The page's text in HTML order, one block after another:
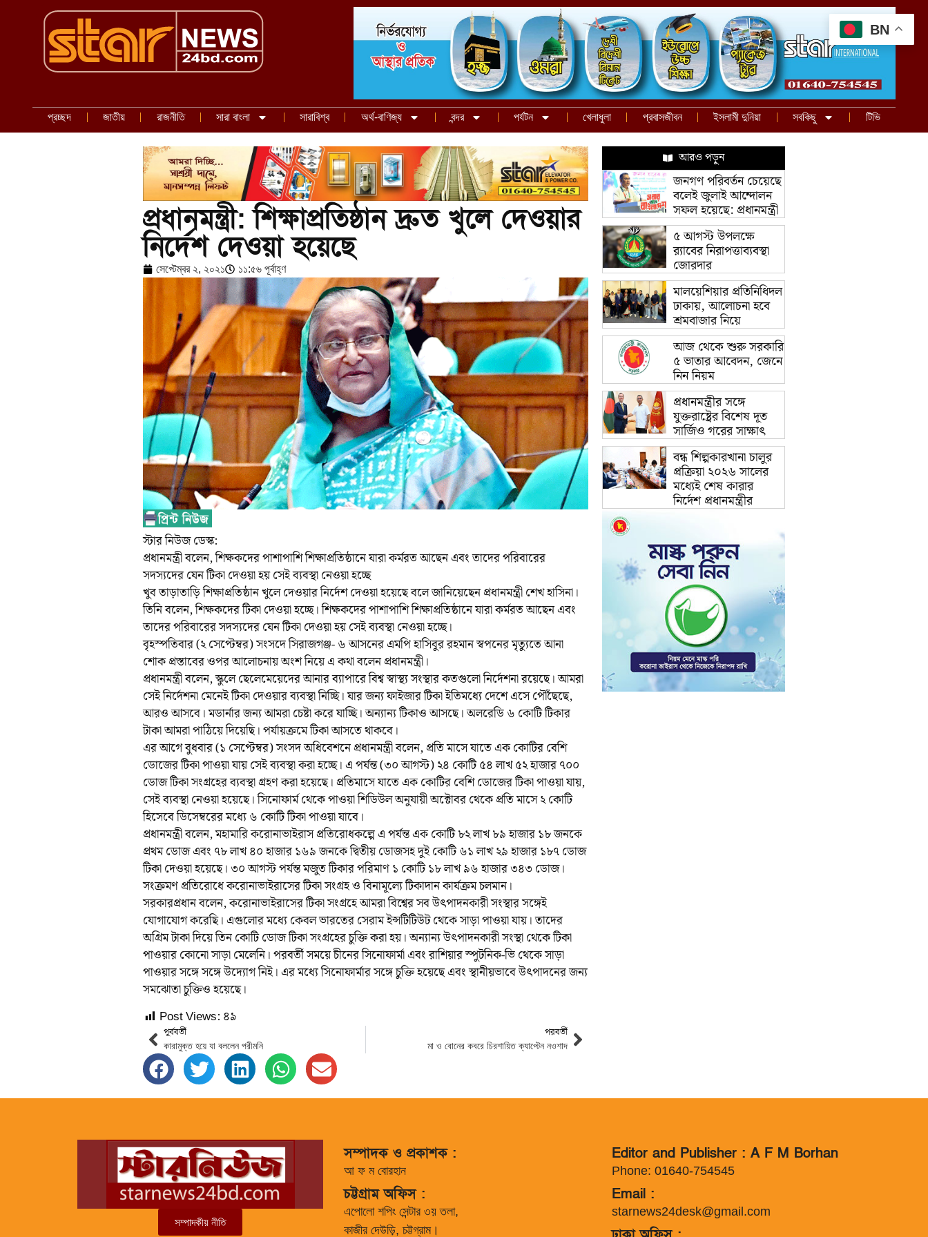
প্রচ্ছদ জাতীয় রাজনীতি সারা বাংলা সারাবিশ্ব অর্থ-বাণিজ্য বন্দর পর্যটন খেলাধুলা প্রবাসজীবন ইসলামী দুনিয়া সবকিছু টিভি
প্রধানমন্ত্রী: শিক্ষাপ্রতিষ্ঠান দ্রুত খুলে দেওয়ার
নির্দেশ দেওয়া হয়েছে
সেপ্টেম্বর ২, ২০২১ ১১:৫৬ পূর্বাহ্ণ
স্টার নিউজ ডেস্ক:
প্রধানমন্ত্রী বলেন, শিক্ষকদের পাশাপাশি শিক্ষাপ্রতিষ্ঠানে যারা কর্মরত আছেন এবং তাদের পরিবারের
সদস্যদের যেন টিকা দেওয়া হয় সেই ব্যবস্থা নেওয়া হচ্ছে
খুব তাড়াতাড়ি শিক্ষাপ্রতিষ্ঠান খুলে দেওয়ার নির্দেশ দেওয়া হয়েছে বলে জানিয়েছেন প্রধানমন্ত্রী শেখ হাসিনা।
তিনি বলেন, শিক্ষকদের টিকা দেওয়া হচ্ছে। শিক্ষকদের পাশাপাশি শিক্ষাপ্রতিষ্ঠানে যারা কর্মরত আছেন এবং
তাদের পরিবারের সদস্যদের যেন টিকা দেওয়া হয় সেই ব্যবস্থা নেওয়া হচ্ছে।
বৃহস্পতিবার (২ সেপ্টেম্বর) সংসদে সিরাজগঞ্জ- ৬ আসনের এমপি হাসিবুর রহমান স্বপনের মৃত্যুতে আনা
শোক প্রস্তাবের ওপর আলোচনায় অংশ নিয়ে এ কথা বলেন প্রধানমন্ত্রী।
প্রধানমন্ত্রী বলেন, স্কুলে ছেলেমেয়েদের আনার ব্যাপারে বিশ্ব স্বাস্থ্য সংস্থার কতগুলো নির্দেশনা রয়েছে। আমরা
সেই নির্দেশনা মেনেই টিকা দেওয়ার ব্যবস্থা নিচ্ছি। যার জন্য ফাইজার টিকা ইতিমধ্যে দেশে এসে পৌঁছেছে,
আরও আসবে। মডার্নার জন্য আমরা চেষ্টা করে যাচ্ছি। অন্যান্য টিকাও আসছে। অলরেডি ৬ কোটি টিকার
টাকা আমরা পাঠিয়ে দিয়েছি। পর্যায়ক্রমে টিকা আসতে থাকবে।
এর আগে বুধবার (১ সেপ্টেম্বর) সংসদ অধিবেশনে প্রধানমন্ত্রী বলেন, প্রতি মাসে যাতে এক কোটির বেশি
ডোজের টিকা পাওয়া যায় সেই ব্যবস্থা করা হচ্ছে। এ পর্যন্ত (৩০ আগস্ট) ২৪ কোটি ৫৪ লাখ ৫২ হাজার ৭০০
ডোজ টিকা সংগ্রহের ব্যবস্থা গ্রহণ করা হয়েছে। প্রতিমাসে যাতে এক কোটির বেশি ডোজের টিকা পাওয়া যায়,
সেই ব্যবস্থা নেওয়া হয়েছে। সিনোফার্ম থেকে পাওয়া শিডিউল অনুযায়ী অক্টোবর থেকে প্রতি মাসে ২ কোটি
হিসেবে ডিসেম্বরের মধ্যে ৬ কোটি টিকা পাওয়া যাবে।
প্রধানমন্ত্রী বলেন, মহামারি করোনাভাইরাস প্রতিরোধকল্পে এ পর্যন্ত এক কোটি ৮২ লাখ ৮৯ হাজার ১৮ জনকে
প্রথম ডোজ এবং ৭৮ লাখ ৪০ হাজার ১৬৯ জনকে দ্বিতীয় ডোজসহ দুই কোটি ৬১ লাখ ২৯ হাজার ১৮৭ ডোজ
টিকা দেওয়া হয়েছে। ৩০ আগস্ট পর্যন্ত মজুত টিকার পরিমাণ ১ কোটি ১৮ লাখ ৯৬ হাজার ৩৪৩ ডোজ।
সংক্রমণ প্রতিরোধে করোনাভাইরাসের টিকা সংগ্রহ ও বিনামূল্যে টিকাদান কার্যক্রম চলমান।
সরকারপ্রধান বলেন, করোনাভাইরাসের টিকা সংগ্রহে আমরা বিশ্বের সব উৎপাদনকারী সংস্থার সঙ্গেই
যোগাযোগ করেছি। এগুলোর মধ্যে কেবল ভারতের সেরাম ইন্সটিটিউট থেকে সাড়া পাওয়া যায়। তাদের
অগ্রিম টাকা দিয়ে তিন কোটি ডোজ টিকা সংগ্রহের চুক্তি করা হয়। অন্যান্য উৎপাদনকারী সংস্থা থেকে টিকা
পাওয়ার কোনো সাড়া মেলেনি। পরবর্তী সময়ে চীনের সিনোফার্মা এবং রাশিয়ার স্পুটনিক-ভি থেকে সাড়া
পাওয়ার সঙ্গে সঙ্গে উদ্যোগ নিই। এর মধ্যে সিনোফার্মার সঙ্গে চুক্তি হয়েছে এবং স্থানীয়ভাবে উৎপাদনের জন্য
সমঝোতা চুক্তিও হয়েছে।
Post Views: ৪৯
পূর্ববর্তী
কারামুক্ত হয়ে যা বললেন পরীমনি
পরবর্তী
মা ও বোনের কবরে চিরশায়িত ক্যাপ্টেন নওশাদ
আরও পড়ুন
জনগণ পরিবর্তন চেয়েছে
বলেই জুলাই আন্দোলন
সফল হয়েছে: প্রধানমন্ত্রী
৫ আগস্ট উপলক্ষে
র‌্যাবের নিরাপত্তাব্যবস্থা
জোরদার
মালয়েশিয়ার প্রতিনিধিদল
ঢাকায়, আলোচনা হবে
শ্রমবাজার নিয়ে
আজ থেকে শুরু সরকারি
৫ ভাতার আবেদন, জেনে
নিন নিয়ম
প্রধানমন্ত্রীর সঙ্গে
যুক্তরাষ্ট্রের বিশেষ দূত
সার্জিও গরের সাক্ষাৎ
বন্ধ শিল্পকারখানা চালুর
প্রক্রিয়া ২০২৬ সালের
মধ্যেই শেষ কারার
নির্দেশ প্রধানমন্ত্রীর
সম্পাদকীয় নীতি
সম্পাদক ও প্রকাশক :
আ ফ ম বোরহান
চট্টগ্রাম অফিস :
এপোলো শপিং সেন্টার ৩য় তলা,
কাজীর দেউড়ি, চট্টগ্রাম।
Editor and Publisher : A F M Borhan
Phone: 01640-754545
Email :
starnews24desk@gmail.com
BN